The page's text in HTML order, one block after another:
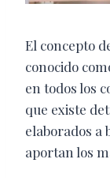
El concepto
conocido
en todos los
que existe
elaborados a
aportan los